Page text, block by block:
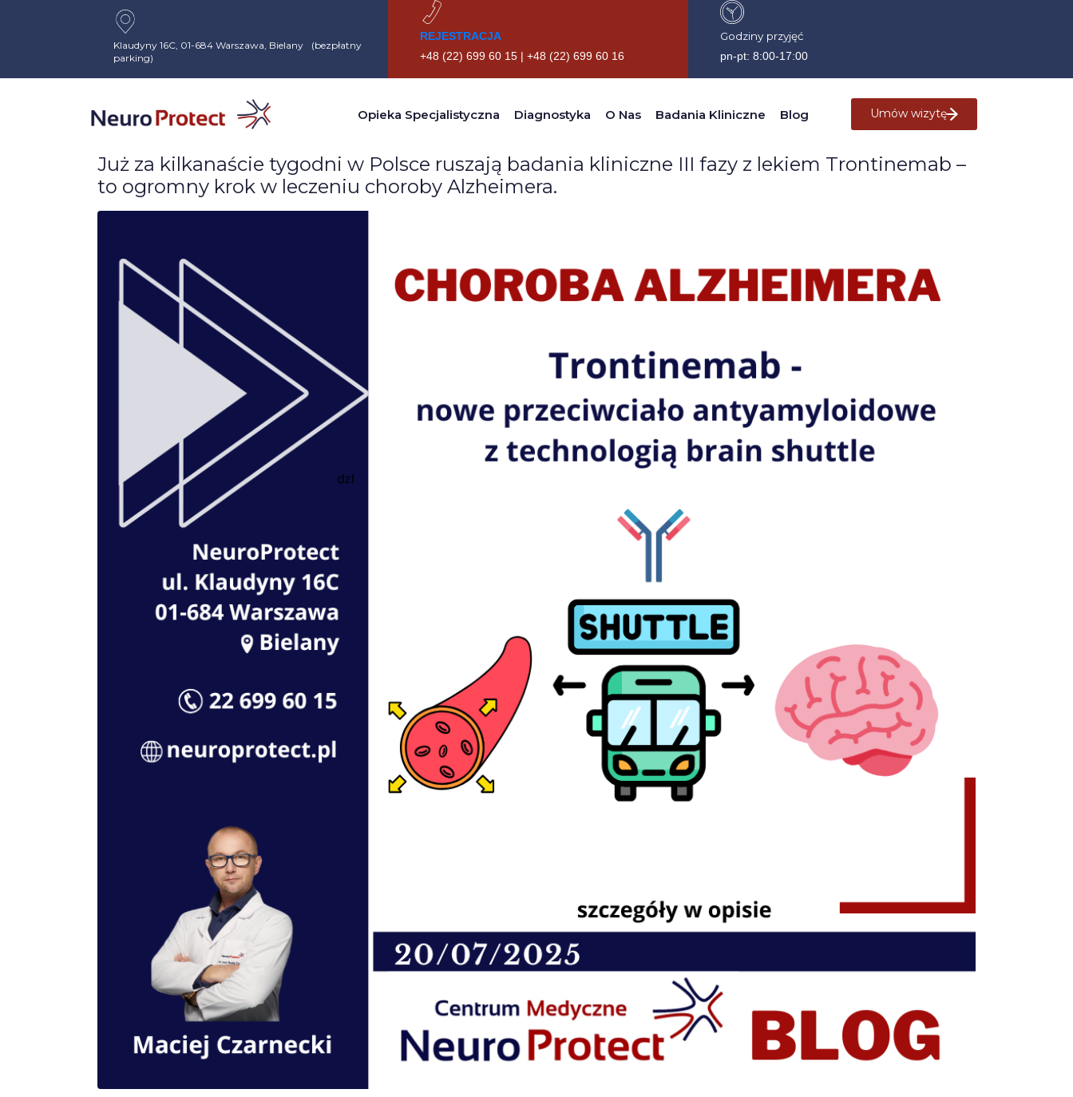
Klaudyny 16C, 01-684 Warszawa, Bielany (bezpłatny
parking)
REJESTRACJA
+48 (22) 699 60 15 | +48 (22) 699 60 16
Godziny przyjęć
pn-pt: 8:00-17:00
Opieka Specjalistyczna Diagnostyka O Nas Badania Kliniczne Blog Umów wizytę
Już za kilkanaście tygodni w Polsce ruszają badania kliniczne III fazy z lekiem Trontinemab –
to ogromny krok w leczeniu choroby Alzheimera.